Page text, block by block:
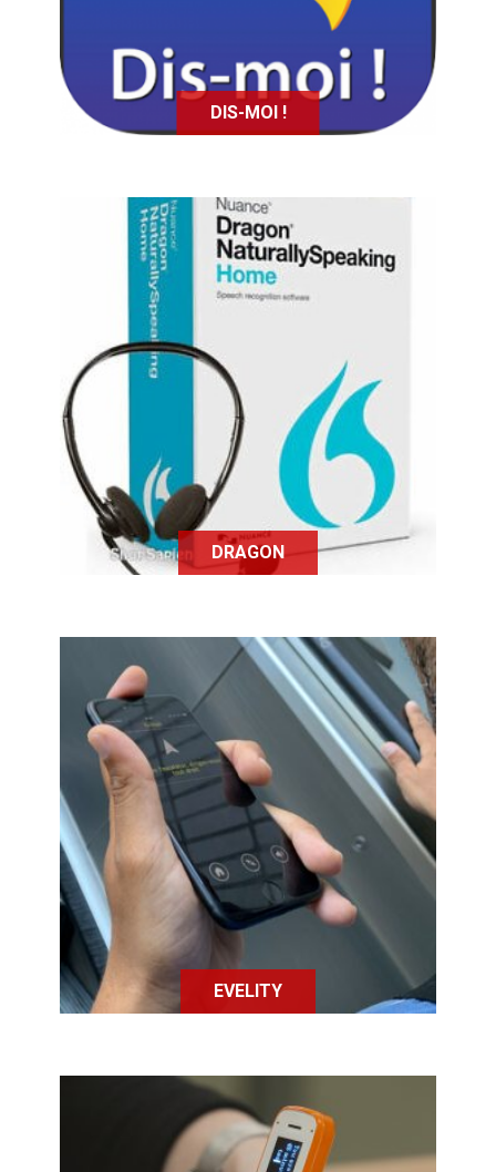
DIS-MOI !
DRAGON
Dragon est un logiciel de
reconnaissance vocale à destination
des personnes touchées par un
trouble physique ou bien par un
trouble cognitif.
EVELITY
Evelity est un GPS pour les
personnes concernées par un
handicap en intérieur permettant
d'améliorer l'accessibilité des
bâtiments